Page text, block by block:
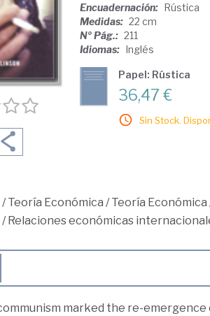
Encuadernación: Rústica
Medidas: 22 cm
Nº Pág.: 211
Idiomas: Inglés
Papel: Rústica
36,47 €
Sin Stock.
/Teoría Económica /Teoría Económica
/Relaciones económicas
marked the re-emergence